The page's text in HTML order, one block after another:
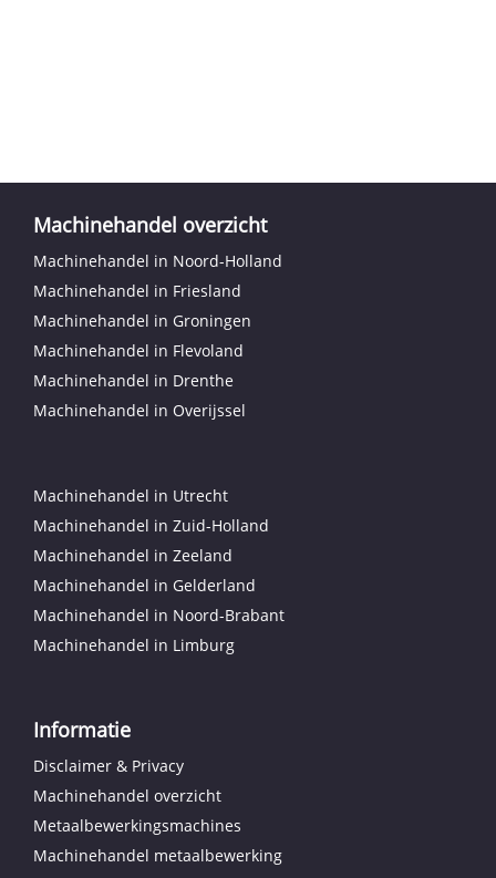
Machinehandel overzicht
Machinehandel in Noord-Holland
Machinehandel in Friesland
Machinehandel in Groningen
Machinehandel in Flevoland
Machinehandel in Drenthe
Machinehandel in Overijssel
Machinehandel in Utrecht
Machinehandel in Zuid-Holland
Machinehandel in Zeeland
Machinehandel in Gelderland
Machinehandel in Noord-Brabant
Machinehandel in Limburg
Informatie
Disclaimer & Privacy
Machinehandel overzicht
Metaalbewerkingsmachines
Machinehandel metaalbewerking